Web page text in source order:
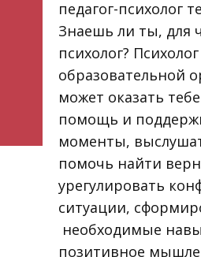
педагог-психолог
Знаешь ли ты, для
психолог?
образовательной
может оказать
помощь и
моменты,
помочь найти
урегулировать
ситуации,
необходимые
позитивное